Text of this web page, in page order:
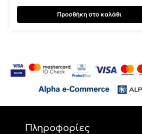
Προσθήκη στο καλάθι
Πληροφορίες